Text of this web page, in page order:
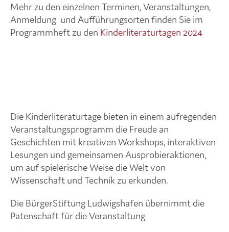
Mehr zu den einzelnen Terminen, Veranstaltungen,
Anmeldung und Aufführungsorten finden Sie im
Programmheft zu den Kinderliteraturtagen 2024
Die Kinderliteraturtage bieten in einem aufregenden
Veranstaltungsprogramm die Freude an
Geschichten mit kreativen Workshops, interaktiven
Lesungen und gemeinsamen Ausprobieraktionen,
um auf spielerische Weise die Welt von
Wissenschaft und Technik zu erkunden.
Die BürgerStiftung Ludwigshafen übernimmt die
Patenschaft für die Veranstaltung